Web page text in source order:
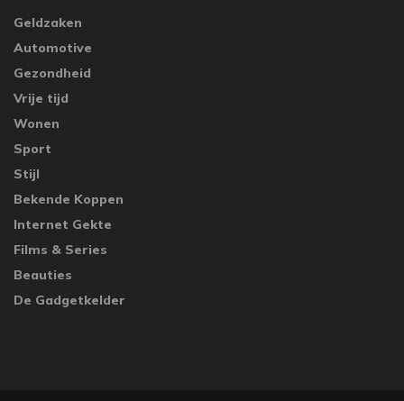
Geldzaken
Automotive
Gezondheid
Vrije tijd
Wonen
Sport
Stijl
Bekende Koppen
Internet Gekte
Films & Series
Beauties
De Gadgetkelder